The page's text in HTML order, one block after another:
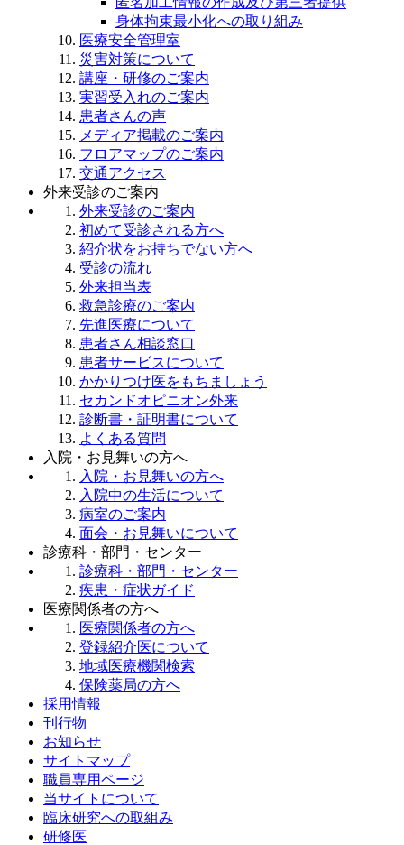
身体拘束最小化への取り組み
医療安全管理室
災害対策について
講座・研修のご案内
実習受入れのご案内
患者さんの声
メディア掲載のご案内
フロアマップのご案内
交通アクセス
外来受診のご案内
外来受診のご案内
初めて受診される方へ
紹介状をお持ちでない方へ
受診の流れ
外来担当表
救急診療のご案内
先進医療について
患者さん相談窓口
患者サービスについて
かかりつけ医をもちましょう
セカンドオピニオン外来
診断書・証明書について
よくある質問
入院・お見舞いの方へ
入院・お見舞いの方へ
入院中の生活について
病室のご案内
面会・お見舞いについて
診療科・部門・センター
診療科・部門・センター
疾患・症状ガイド
医療関係者の方へ
医療関係者の方へ
登録紹介医について
地域医療機関検索
保険薬局の方へ
採用情報
刊行物
お知らせ
サイトマップ
職員専用ページ
当サイトについて
臨床研究への取組み
研修医